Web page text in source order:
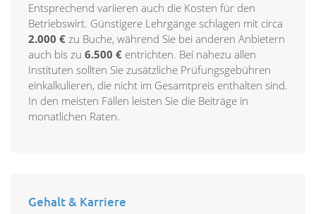
Entsprechend variieren auch die Kosten für den
Betriebswirt. Günstigere Lehrgänge schlagen mit circa
2.000 € zu Buche, während Sie bei anderen Anbietern
auch bis zu 6.500 € entrichten. Bei nahezu allen
Instituten sollten Sie zusätzliche Prüfungsgebühren
einkalkulieren, die nicht im Gesamtpreis enthalten sind.
In den meisten Fällen leisten Sie die Beiträge in
monatlichen Raten.
Gehalt & Karriere